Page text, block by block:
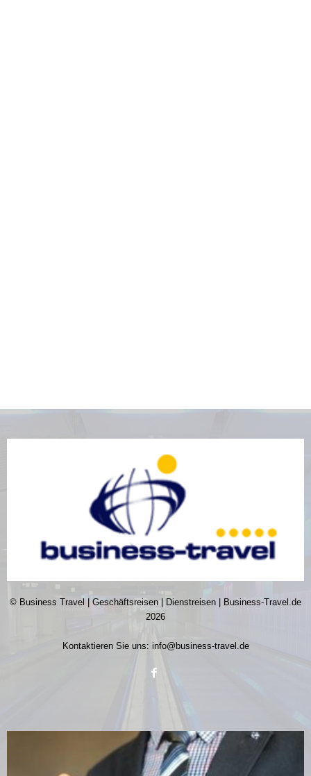
© Business Travel | Geschäftsreisen | Dienstreisen | Business-Travel.de
2026
Kontaktieren Sie uns: info@business-travel.de